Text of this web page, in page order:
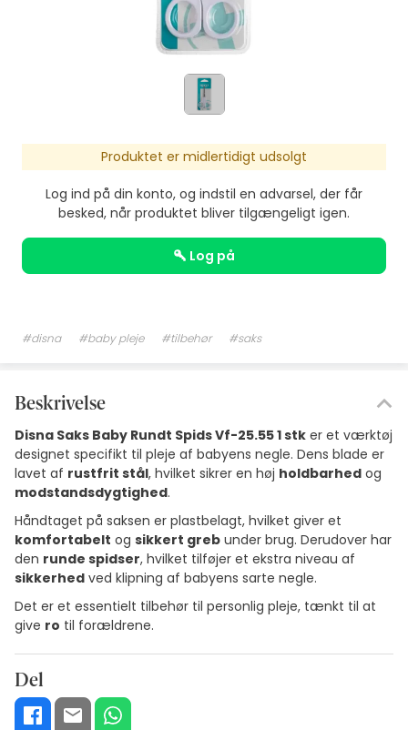
Produktet er midlertidigt udsolgt
Log ind på din konto, og indstil en advarsel, der får
besked, når produktet bliver tilgængeligt igen.
log på
#disna #baby pleje #tilbehør #saks
Beskrivelse
Disna Saks Baby Rundt Spids Vf-25.55 1 stk er et værktøj
designet specifikt til pleje af babyens negle. Dens blade er
lavet af rustfrit stål, hvilket sikrer en høj holdbarhed og
modstandsdygtighed.
Håndtaget på saksen er plastbelagt, hvilket giver et
komfortabelt og sikkert greb under brug. Derudover har
den runde spidser, hvilket tilføjer et ekstra niveau af
sikkerhed ved klipning af babyens sarte negle.
Det er et essentielt tilbehør til personlig pleje, tænkt til at
give ro til forældrene.
Del